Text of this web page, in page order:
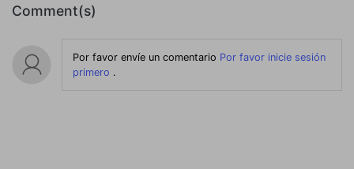
Comment(s)
Por favor envíe un comentario Por favor inicie sesión
primero .